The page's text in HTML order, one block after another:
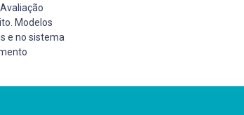
Modelos
e no sistema